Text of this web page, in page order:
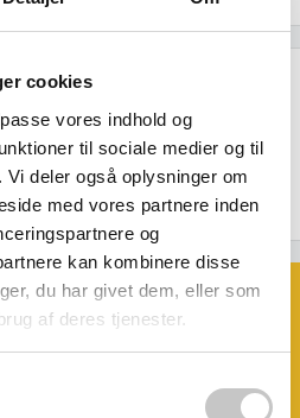
cookies
vores indhold og
til sociale medier og til
deler også oplysninger om
med vores partnere inden
og
kan kombinere disse
du har givet dem, eller som
af deres tjenester.
i bredformat
møde med os
at se eller prøve nogle af